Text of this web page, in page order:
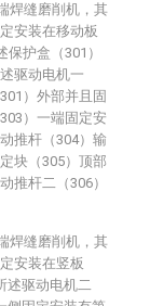
焊缝磨削机，其
安装在移动板
保护盒（301）
驱动电机一
）外部并且固
）一端固定安
推杆（304）输
块（305）顶部
推杆二（306）
焊缝磨削机，其
安装在竖板
述驱动电机二